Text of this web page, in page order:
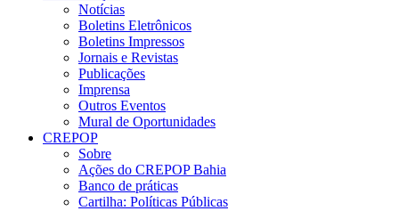
Notícias
Boletins Eletrônicos
Boletins Impressos
Jornais e Revistas
Publicações
Imprensa
Outros Eventos
Mural de Oportunidades
CREPOP
Sobre
Ações do CREPOP Bahia
Banco de práticas
Cartilha: Políticas Públicas